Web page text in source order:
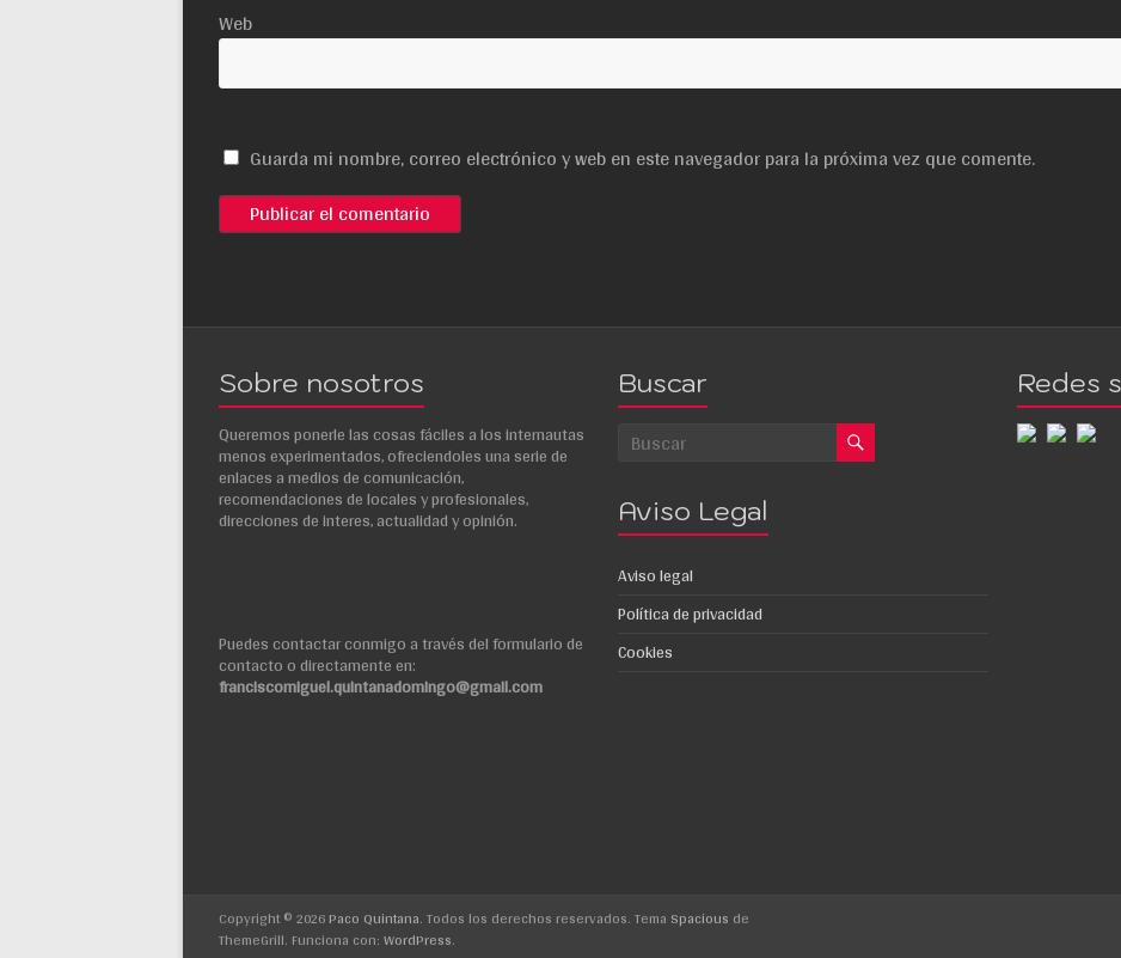
Web
Guarda mi nombre, correo electrónico y web en este navegador para la próxima vez que comente.
Sobre nosotros
Queremos ponerle las cosas fáciles a los internautas
menos experimentados, ofreciendoles una serie de
enlaces a medios de comunicación,
recomendaciones de locales y profesionales,
direcciones de interes, actualidad y opinión.
Puedes contactar conmigo a través del formulario de
contacto o directamente en:
franciscomiguel.quintanadomingo@gmail.com
Buscar
Aviso Legal
Aviso legal
Política de privacidad
Cookies
Redes
Copyright © 2026Paco Quintana. Todos los derechos reservados. Tema Spacious de
ThemeGrill. Funciona con:WordPress.